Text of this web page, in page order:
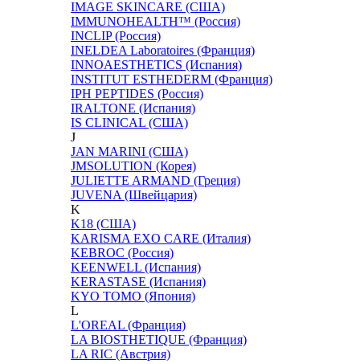
IMAGE SKINCARE (США)
IMMUNOHEALTH™ (Россия)
INCLIP (Россия)
INELDEA Laboratoires (Франция)
INNOAESTHETICS (Испания)
INSTITUT ESTHEDERM (Франция)
IPH PEPTIDES (Россия)
IRALTONE (Испания)
IS CLINICAL (США)
J
JAN MARINI (США)
JMSOLUTION (Корея)
JULIETTE ARMAND (Греция)
JUVENA (Швейцария)
K
K18 (США)
KARISMA EXO CARE (Италия)
KEBROC (Россия)
KEENWELL (Испания)
KERASTASE (Испания)
KYO TOMO (Япония)
L
L'OREAL (Франция)
LA BIOSTHETIQUE (Франция)
LA RIC (Австрия)